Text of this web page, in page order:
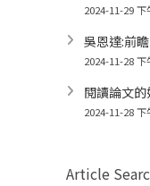
2024-11-29 下
吳恩達:前
2024-11-28 下
閱讀論文
2024-11-28 下
Article